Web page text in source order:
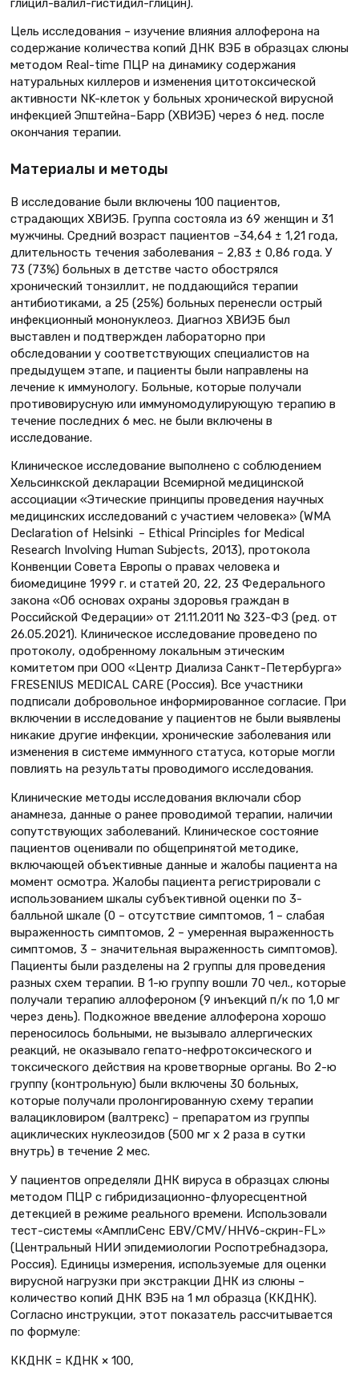
глицил-валил-гистидил-глицин).
Цель исследования – изучение влияния аллоферона на
содержание количества копий ДНК ВЭБ в образцах слюны
методом Real-time ПЦР на динамику содержания
натуральных киллеров и изменения цитотоксической
активности NK-клеток у больных хронической вирусной
инфекцией Эпштейна–Барр (ХВИЭБ) через 6 нед. после
окончания терапии.
Материалы и методы
В исследование были включены 100 пациентов,
страдающих ХВИЭБ. Группа состояла из 69 женщин и 31
мужчины. Средний возраст пациентов –34,64 ± 1,21 года,
длительность течения заболевания – 2,83 ± 0,86 года. У
73 (73%) больных в детстве часто обострялся
хронический тонзиллит, не поддающийся терапии
антибиотиками, а 25 (25%) больных перенесли острый
инфекционный мононуклеоз. Диагноз ХВИЭБ был
выставлен и подтвержден лабораторно при
обследовании у соответствующих специалистов на
предыдущем этапе, и пациенты были направлены на
лечение к иммунологу. Больные, которые получали
противовирусную или иммуномодулирующую терапию в
течение последних 6 мес. не были включены в
исследование.
Клиническое исследование выполнено с соблюдением
Хельсинкской декларации Всемирной медицинской
ассоциации «Этические принципы проведения научных
медицинских исследований с участием человека» (WMA
Declaration of Helsinki – Ethical Principles for Medical
Research Involving Human Subjects, 2013), протокола
Конвенции Совета Европы о правах человека и
биомедицине 1999 г. и статей 20, 22, 23 Федерального
закона «Об основах охраны здоровья граждан в
Российской Федерации» от 21.11.2011 № 323-ФЗ (ред. от
26.05.2021). Клиническое исследование проведено по
протоколу, одобренному локальным этическим
комитетом при ООО «Центр Диализа Санкт-Петербурга»
FRESENIUS MEDICAL CARE (Россия). Все участники
подписали добровольное информированное согласие. При
включении в исследование у пациентов не были выявлены
никакие другие инфекции, хронические заболевания или
изменения в системе иммунного статуса, которые могли
повлиять на результаты проводимого исследования.
Клинические методы исследования включали сбор
анамнеза, данные о ранее проводимой терапии, наличии
сопутствующих заболеваний. Клиническое состояние
пациентов оценивали по общепринятой методике,
включающей объективные данные и жалобы пациента на
момент осмотра. Жалобы пациента регистрировали с
использованием шкалы субъективной оценки по 3-
балльной шкале (0 – отсутствие симптомов, 1 – слабая
выраженность симптомов, 2 – умеренная выраженность
симптомов, 3 – значительная выраженность симптомов).
Пациенты были разделены на 2 группы для проведения
разных схем терапии. В 1-ю группу вошли 70 чел., которые
получали терапию аллофероном (9 инъекций п/к по 1,0 мг
через день). Подкожное введение аллоферона хорошо
переносилось больными, не вызывало аллергических
реакций, не оказывало гепато-нефротоксического и
токсического действия на кроветворные органы. Во 2-ю
группу (контрольную) были включены 30 больных,
которые получали пролонгированную схему терапии
валацикловиром (валтрекс) – препаратом из группы
ациклических нуклеозидов (500 мг х 2 раза в сутки
внутрь) в течение 2 мес.
У пациентов определяли ДНК вируса в образцах слюны
методом ПЦР с гибридизационно-флуоресцентной
детекцией в режиме реального времени. Использовали
тест-системы «АмплиСенс EBV/CMV/HHV6-скрин-FL»
(Центральный НИИ эпидемиологии Роспотребнадзора,
Россия). Единицы измерения, используемые для оценки
вирусной нагрузки при экстракции ДНК из слюны –
количество копий ДНК ВЭБ на 1 мл образца (ККДНК).
Согласно инструкции, этот показатель рассчитывается
по формуле:
ККДНК = КДНК × 100,